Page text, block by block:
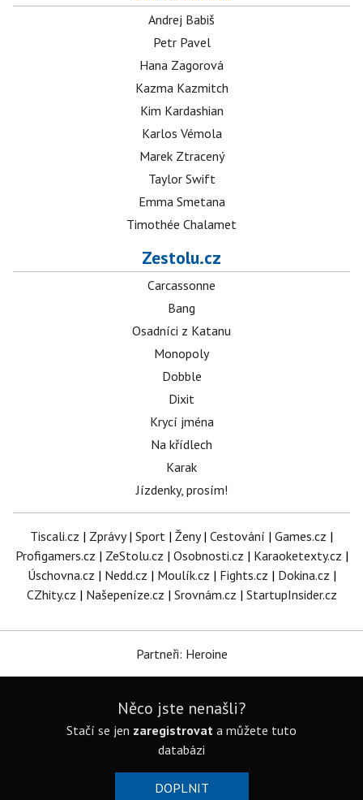
Andrej Babiš
Petr Pavel
Hana Zagorová
Kazma Kazmitch
Kim Kardashian
Karlos Vémola
Marek Ztracený
Taylor Swift
Emma Smetana
Timothée Chalamet
Zestolu.cz
Carcassonne
Bang
Osadníci z Katanu
Monopoly
Dobble
Dixit
Krycí jména
Na křídlech
Karak
Jízdenky, prosím!
Tiscali.cz | Zprávy| Sport | Ženy| Cestování | Games.cz |
Profigamers.cz | ZeStolu.cz | Osobnosti.cz | Karaoketexty.cz |
Úschovna.cz | Nedd.cz | Moulík.cz | Fights.cz | Dokina.cz |
CZhity.cz | Našepeníze.cz | Srovnám.cz | StartupInsider.cz
Partneři: Heroine
Něco jste nenašli?
Stačí se jen zaregistrovat a můžete tuto
databázi
DOPLNIT